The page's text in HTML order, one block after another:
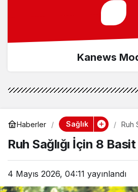
Kanews
Haberler Sağlık
Ruh
Ruh Sağlığı İçin 8
4 Mayıs 2026, 04:11 yayınlandı